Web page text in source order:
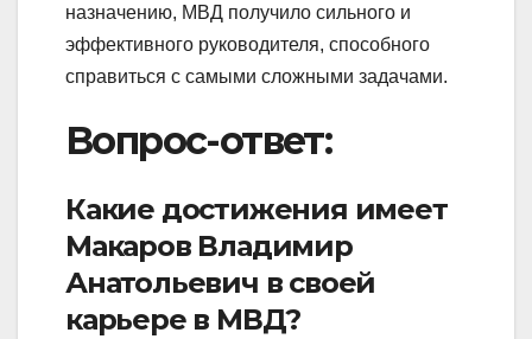
назначению, МВД получило сильного и
эффективного руководителя, способного
справиться с самыми сложными задачами.
Вопрос-ответ:
Какие достижения имеет
Макаров Владимир
Анатольевич в своей
карьере в МВД?